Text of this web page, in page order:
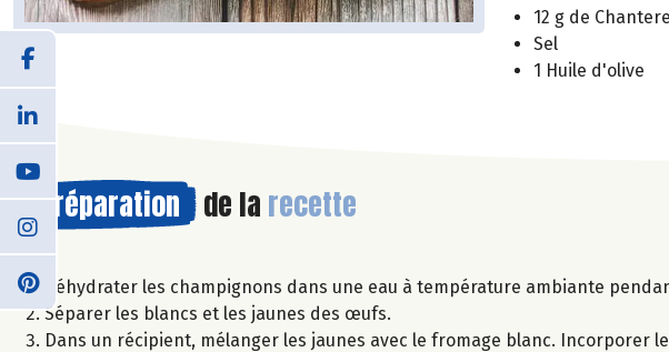
12 g de
Sel
1 Huile d'olive
Préparation de la recette
Réhydrater les champignons dans une eau à température ambiante
Séparer les blancs et les jaunes des œufs.
Dans un récipient, mélanger les jaunes avec le fromage blanc. Incorporer